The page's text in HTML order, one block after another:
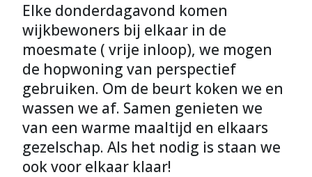
Elke donderdagavond komen
wijkbewoners bij elkaar in de
moesmate ( vrije inloop), we mogen
de hopwoning van perspectief
gebruiken. Om de beurt koken we en
wassen we af. Samen genieten we
van een warme maaltijd en elkaars
gezelschap. Als het nodig is staan we
ook voor elkaar klaar!